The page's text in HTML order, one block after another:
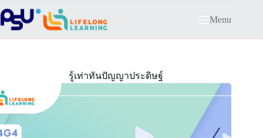
to
content
Menu
รู้เท่าทันปัญญาประดิษฐ์